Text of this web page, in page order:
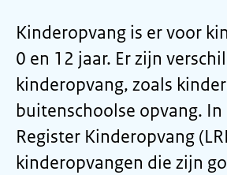
Kinderopvang is er voor
0 en 12 jaar. Er zijn
kinderopvang, zoals
buitenschoolse opvang.
Register Kinderopvang
kinderopvangen die zijn